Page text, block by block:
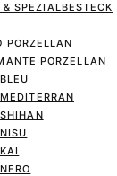
SPEZIALBESTECK
PORZELLAN
PORZELLAN
BLEU
MEDITERRAN
SHIHAN
NĪSU
KAI
NERO